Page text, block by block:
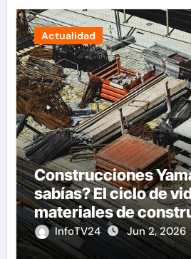
Actualidad
Construcciones
sabías? El ciclo de
materiales de
revoluciona
proyectos modernos
InfoTV24 Jun 2, 2026